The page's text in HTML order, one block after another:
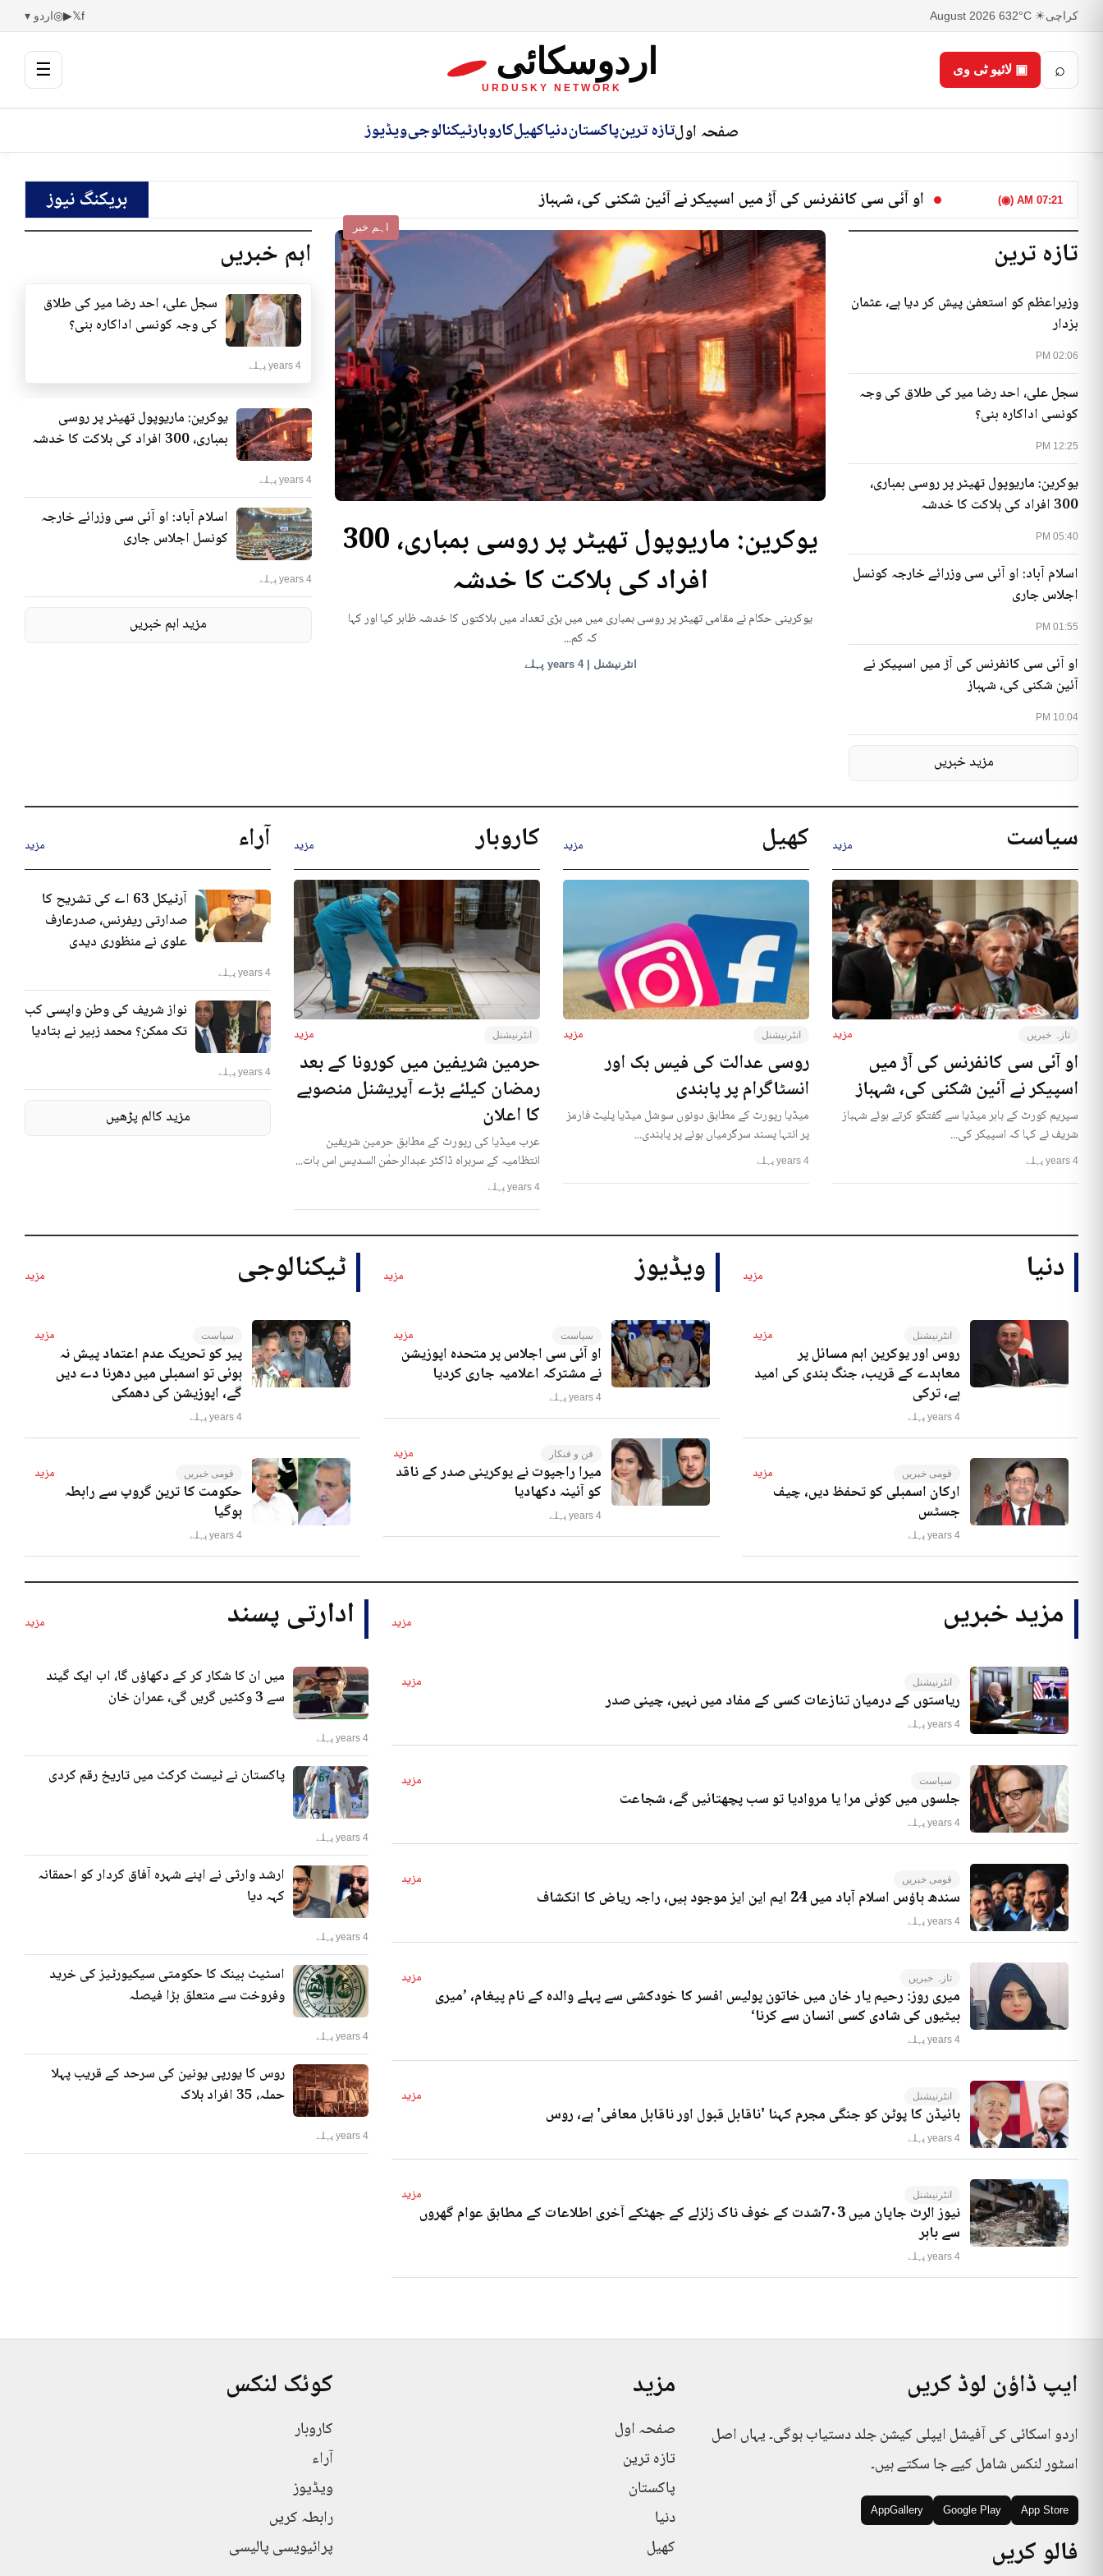
کراچی☀ 32°C
6 August 2026
f
𝕏
▶
◎اردو ▾
⌕ ▣ لائیو ٹی وی اردوسکائی
URDUSKY NETWORK
☰
صفحہ اولتازہ ترینپاکستاندنیاکھیلکاروبارٹیکنالوجیویڈیوز
07:21 AM (◉) او آئی سی کانفرنس کی آڑ میں اسپیکر نے آئین شکنی کی، شہباز بریکنگ نیوز
تازہ ترین
02:06 PM
وزیراعظم کو استعفیٰ پیش کر دیا ہے، عثمان
بزدار
12:25 PM
سجل علی، احد رضا میر کی طلاق کی وجہ
کونسی اداکارہ بنی؟
05:40 PM
یوکرین: ماریوپول تھیٹر پر روسی بمباری،
300 افراد کی ہلاکت کا خدشہ
01:55 PM
اسلام آباد: او آئی سی وزرائے خارجہ کونسل
اجلاس جاری
10:04 PM
او آئی سی کانفرنس کی آڑ میں اسپیکر نے
آئین شکنی کی، شہباز
مزید خبریں
اہم خبر
یوکرین: ماریوپول تھیٹر پر روسی بمباری، 300
افراد کی ہلاکت کا خدشہ
یوکرینی حکام نے مقامی تھیٹر پر روسی بمباری میں میں بڑی تعداد میں ہلاکتوں کا خدشہ ظاہر کیا اور کہا
کہ کم...
انٹرنیشنل | 4 years پہلے
اہم خبریں
سجل علی، احد رضا میر کی طلاق
کی وجہ کونسی اداکارہ بنی؟
4 years پہلے
یوکرین: ماریوپول تھیٹر پر روسی
بمباری، 300 افراد کی ہلاکت کا خدشہ
4 years پہلے
اسلام آباد: او آئی سی وزرائے خارجہ
کونسل اجلاس جاری
4 years پہلے
مزید اہم خبریں
سیاست مزید
تازہ خبریں مزید
او آئی سی کانفرنس کی آڑ میں
اسپیکر نے آئین شکنی کی، شہباز
سپریم کورٹ کے باہر میڈیا سے گفتگو کرتے ہوئے شہباز
شریف نے کہا کہ اسپیکر کی...
4 years پہلے
کھیل مزید
انٹرنیشنل مزید
روسی عدالت کی فیس بک اور
انسٹاگرام پر پابندی
میڈیا رپورٹ کے مطابق دونوں سوشل میڈیا پلیٹ فارمز
پر انتہا پسند سرگرمیاں ہونے پر پابندی...
4 years پہلے
کاروبار مزید
انٹرنیشنل مزید
حرمین شریفین میں کورونا کے بعد
رمضان کیلئے بڑے آپریشنل منصوبے
کا اعلان
عرب میڈیا کی رپورٹ کے مطابق حرمین شریفین
انتظامیہ کے سربراہ ڈاکٹر عبدالرحمٰن السدیس اس بات...
4 years پہلے
آراء مزید
آرٹیکل 63 اے کی تشریح کا
صدارتی ریفرنس، صدرعارف
علوی نے منظوری دیدی
4 years پہلے
نواز شریف کی وطن واپسی کب
تک ممکن؟ محمد زبیر نے بتادیا
4 years پہلے
مزید کالم پڑھیں
دنیا مزید
انٹرنیشنل مزید
روس اور یوکرین اہم مسائل پر
معاہدے کے قریب، جنگ بندی کی امید
ہے، ترکی
4 years پہلے
قومی خبریں مزید
ارکان اسمبلی کو تحفظ دیں، چیف
جسٹس
4 years پہلے
ویڈیوز مزید
سیاست مزید
او آئی سی اجلاس پر متحدہ اپوزیشن
نے مشترکہ اعلامیہ جاری کردیا
4 years پہلے
فن و فنکار مزید
میرا راجپوت نے یوکرینی صدر کے ناقد
کو آئینہ دکھادیا
4 years پہلے
ٹیکنالوجی مزید
سیاست مزید
پیر کو تحریک عدم اعتماد پیش نہ
ہوئی تو اسمبلی میں دھرنا دے دیں
گے، اپوزیشن کی دھمکی
4 years پہلے
قومی خبریں مزید
حکومت کا ترین گروپ سے رابطہ
ہوگیا
4 years پہلے
مزید خبریں مزید
انٹرنیشنل مزید
ریاستوں کے درمیان تنازعات کسی کے مفاد میں نہیں، چینی صدر
4 years پہلے
سیاست مزید
جلسوں میں کوئی مرا یا مروادیا تو سب پچھتائیں گے، شجاعت
4 years پہلے
قومی خبریں مزید
سندھ ہاؤس اسلام آباد میں 24 ایم این ایز موجود ہیں، راجہ ریاض کا انکشاف
4 years پہلے
تازہ خبریں مزید
میری روز: رحیم یار خان میں خاتون پولیس افسر کا خودکشی سے پہلے والدہ کے نام پیغام، ’میری
بیٹیوں کی شادی کسی انسان سے کرنا‘
4 years پہلے
انٹرنیشنل مزید
بائیڈن کا پوٹن کو جنگی مجرم کہنا 'ناقابل قبول اور ناقابل معافی' ہے، روس
4 years پہلے
انٹرنیشنل مزید
نیوز الرٹ جاپان میں 7۰3شدت کے خوف ناک زلزلے کے جھٹکے آخری اطلاعات کے مطابق عوام گھروں
سے باہر
4 years پہلے
ادارتی پسند مزید
میں ان کا شکار کر کے دکھاؤں گا، اب ایک گیند
سے 3 وکٹیں گریں گی، عمران خان
4 years پہلے
پاکستان نے ٹیسٹ کرکٹ میں تاریخ رقم کردی
4 years پہلے
ارشد وارثی نے اپنے شہرہ آفاق کردار کو احمقانہ
کہہ دیا
4 years پہلے
اسٹیٹ بینک کا حکومتی سیکیورٹیز کی خرید
وفروخت سے متعلق بڑا فیصلہ
4 years پہلے
روس کا یورپی یونین کی سرحد کے قریب پہلا
حملہ، 35 افراد ہلاک
4 years پہلے
ایپ ڈاؤن لوڈ کریں
اردو اسکائی کی آفیشل ایپلی کیشن جلد دستیاب ہوگی۔ یہاں اصل
اسٹور لنکس شامل کیے جا سکتے ہیں۔
App Store
Google Play
AppGallery
فالو کریں
مزید
صفحہ اول
تازہ ترین
پاکستان
دنیا
کھیل
کوئک لنکس
کاروبار
آراء
ویڈیوز
رابطہ کریں
پرائیویسی پالیسی